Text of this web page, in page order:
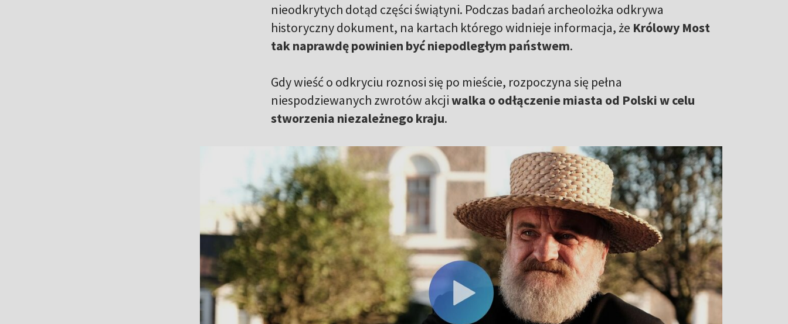
nieodkrytych dotąd części świątyni. Podczas badań archeolożka odkrywa
historyczny dokument, na kartach którego widnieje informacja, że Królowy Most
tak naprawdę powinien być niepodległym państwem.
Gdy wieść o odkryciu roznosi się po mieście, rozpoczyna się pełna
niespodziewanych zwrotów akcjiwalka o odłączenie miasta od Polski w celu
stworzenia niezależnego kraju.